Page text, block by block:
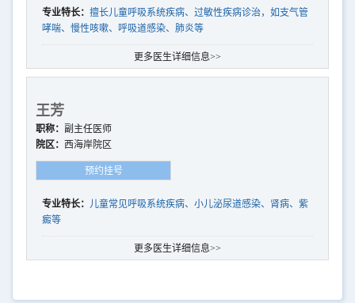
专业特长： 擅长儿童呼吸系统疾病、过敏性疾病诊治，如支气管
哮喘、慢性咳嗽、呼吸道感染、肺炎等
更多医生详细信息>>
王芳
职称： 副主任医师
院区： 西海岸院区
预约挂号
专业特长： 儿童常见呼吸系统疾病、小儿泌尿道感染、肾病、紫
癜等
更多医生详细信息>>